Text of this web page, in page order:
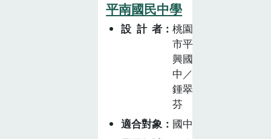
為，並鼓勵更多
永續消費選擇。
鏈結生活美學與
創意表達（綜合
素養E-B3: 培養
生活中的美感體
驗與創意表現）
在香草美學創作
活動中，學生學
以回收製成蚵土
貓頭鷹。認識濕
地的精靈1.認識
文蛤養殖與環境
的關係,透過實
際觀察了解文蛤
的濾食、吐沙行
為等現象。2.料
平南國民中學
設計者
桃園
市平
興國
中／
鍾翠
芬
適合對象
國中